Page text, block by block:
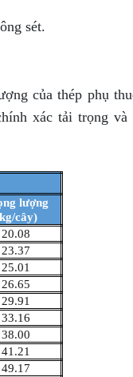
sét.
của thép phụ
xác tải trọng và
lượng
cây)
20.08
23.37
25.01
26.65
29.91
33.16
38.00
41.21
49.17